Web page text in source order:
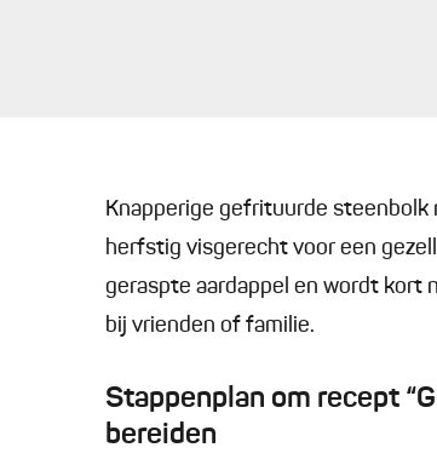
Knapperige gefrituurde steenbolk
herfstig visgerecht voor een
geraspte aardappel en wordt kort
bij vrienden of familie.
Stappenplan om recept
bereiden